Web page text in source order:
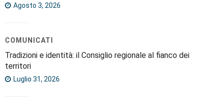
Agosto 3, 2026
COMUNICATI
Tradizioni e identità: il Consiglio regionale al fianco dei
territori
Luglio 31, 2026